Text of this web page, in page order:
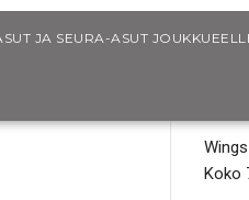
JA SEURA-ASUT
Koko